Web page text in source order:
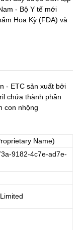
- Bộ Y tế mới
Hoa Kỳ (FDA) và
- ETC sản xuất bởi
chứa thành phần
con nhộng
Name)
9182-4c7e-ad7e-